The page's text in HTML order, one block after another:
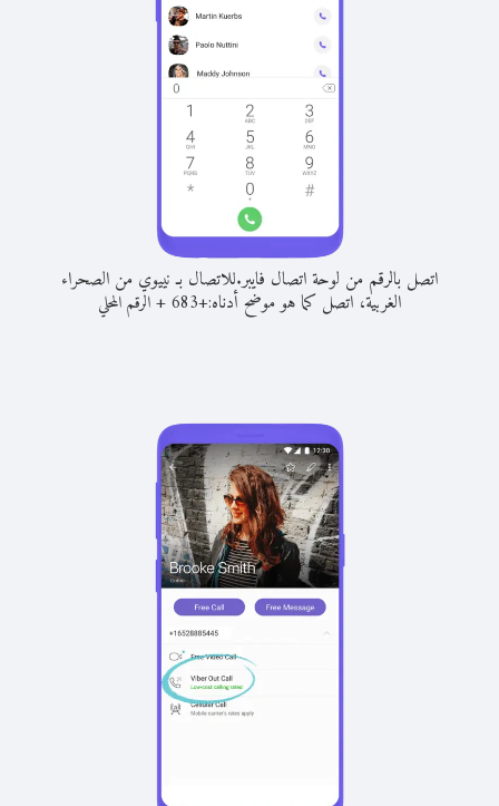
اتصل بالرقم من لوحة اتصال فايبر.للاتصال بـ نييوي من الصحراء
الغربية، اتصل كما هو موضح أدناه:+
683
+الرقم المحلي